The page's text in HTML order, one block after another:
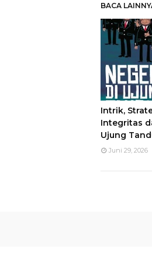
BACA
Intrik,
Integritas
Ujung
Juni 29, 2026